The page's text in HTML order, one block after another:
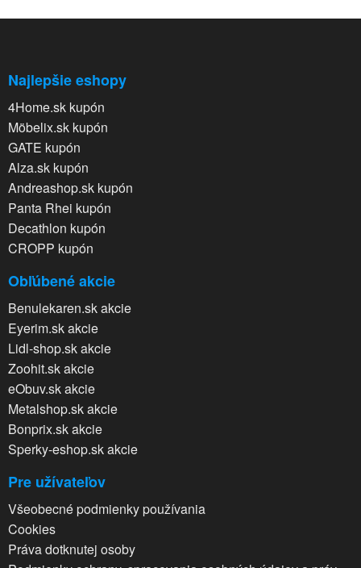
Najlepšie eshopy
4Home.sk kupón
Möbelix.sk kupón
GATE kupón
Alza.sk kupón
Andreashop.sk kupón
Panta Rhei kupón
Decathlon kupón
CROPP kupón
Obľúbené akcie
Benulekaren.sk akcie
Eyerim.sk akcie
Lidl-shop.sk akcie
Zoohit.sk akcie
eObuv.sk akcie
Metalshop.sk akcie
Bonprix.sk akcie
Sperky-eshop.sk akcie
Pre užívateľov
Všeobecné podmienky používania
Cookies
Práva dotknutej osoby